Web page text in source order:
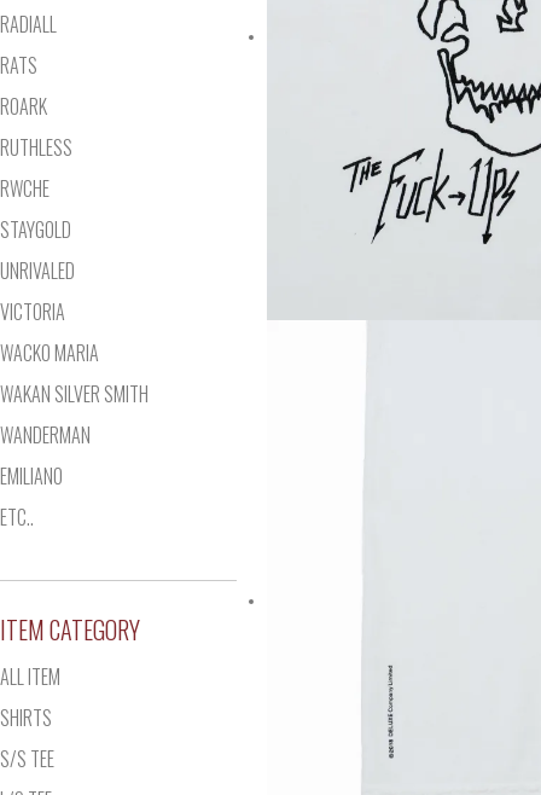
RADIALL
RATS
ROARK
RUTHLESS
RWCHE
STAYGOLD
UNRIVALED
VICTORIA
WACKO MARIA
WAKAN SILVER SMITH
WANDERMAN
EMILIANO
ETC..
ITEM CATEGORY
ALL ITEM
SHIRTS
S/S TEE